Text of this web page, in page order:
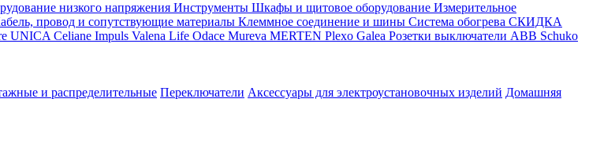
низкого напряжения Инструменты Шкафы и щитовое оборудование Измерительное
провод и сопутствующие материалы Клеммное соединение и шины Система обогрева СКИДКА
UNICA Celiane Impuls Valena Life Odace Mureva MERTEN Plexo Galea Розетки выключатели ABB Schuko
и распределительные Переключатели Аксессуары для электроустановочных изделий Домашняя